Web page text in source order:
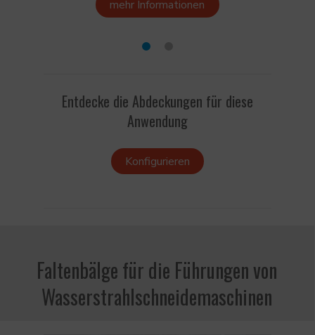
mehr Informationen
Entdecke die Abdeckungen für diese
Anwendung
Konfigurieren
Faltenbälge für die Führungen von
Wasserstrahlschneidemaschinen